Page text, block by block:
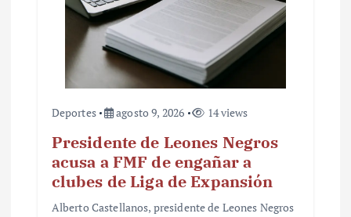
Deportes agosto 9, 2026 14 views
Presidente de Leones Negros
acusa a FMF de engañar a
clubes de Liga de Expansión
Alberto Castellanos, presidente de Leones Negros